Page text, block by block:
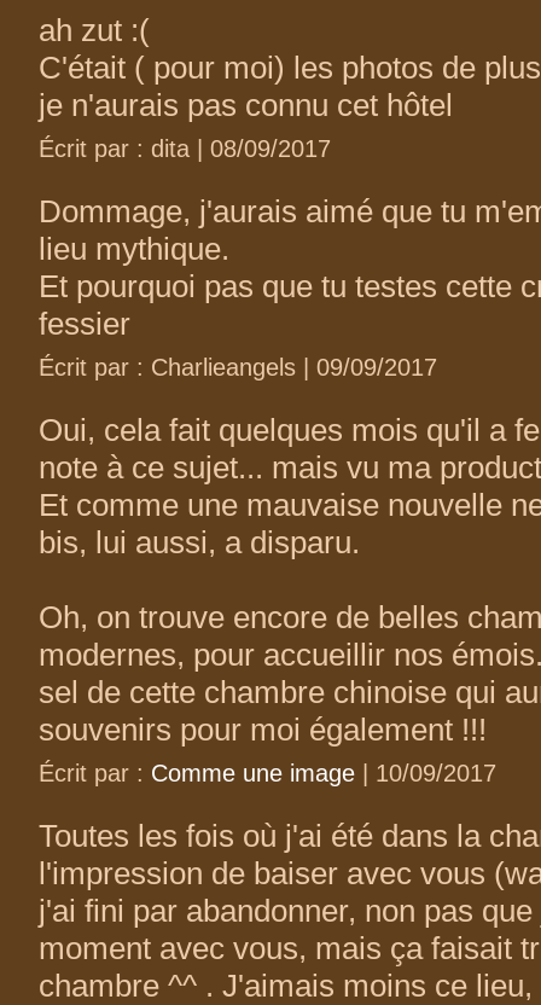
ah zut :(
C'était ( pour moi) les photos de
je n'aurais pas connu cet hôtel
Écrit par : dita | 08/09/2017
Dommage, j'aurais aimé que tu
lieu mythique.
Et pourquoi pas que tu testes cette
fessier
Écrit par : Charlieangels | 09/09/2017
Oui, cela fait quelques mois qu'il a
note à ce sujet... mais vu ma
Et comme une mauvaise nouvelle
bis, lui aussi, a disparu.
Oh, on trouve encore de belles
modernes, pour accueillir nos
sel de cette chambre chinoise qui
souvenirs pour moi également !!!
Écrit par : Comme une image | 10/09/2017
Toutes les fois où j'ai été dans la
l'impression de baiser avec vous
j'ai fini par abandonner, non pas
moment avec vous, mais ça faisait
chambre ^^ . J'aimais moins ce